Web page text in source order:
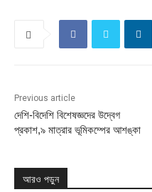
Previous article
দেশি-বিদেশি বিশেষজ্ঞদের উদ্বেগ
প্রকাশ,৯ মাত্রার ভূমিকম্পের আশঙ্কা
আরও পড়ুন